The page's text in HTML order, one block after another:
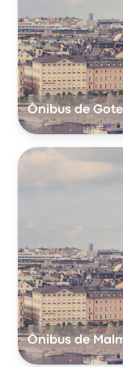
Ônibus de
Ônibus de